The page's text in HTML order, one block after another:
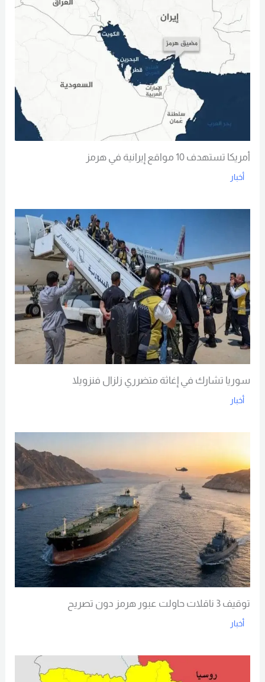
أمريكا تستهدف 10 مواقع إيرانية في هرمز
أخبار
سوريا تشارك في إغاثة متضرري زلزال فنزويلا
أخبار
توقيف 3 ناقلات حاولت عبور هرمز دون تصريح
أخبار